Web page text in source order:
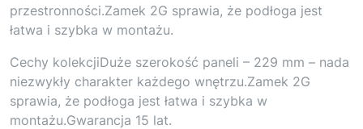
przestronności.Zamek 2G sprawia, że podłoga jest
łatwa i szybka w montażu.
Cechy kolekcjiDuże szerokość paneli – 229 mm – nada
niezwykły charakter każdego wnętrzu.Zamek 2G
sprawia, że podłoga jest łatwa i szybka w
montażu.Gwarancja 15 lat.